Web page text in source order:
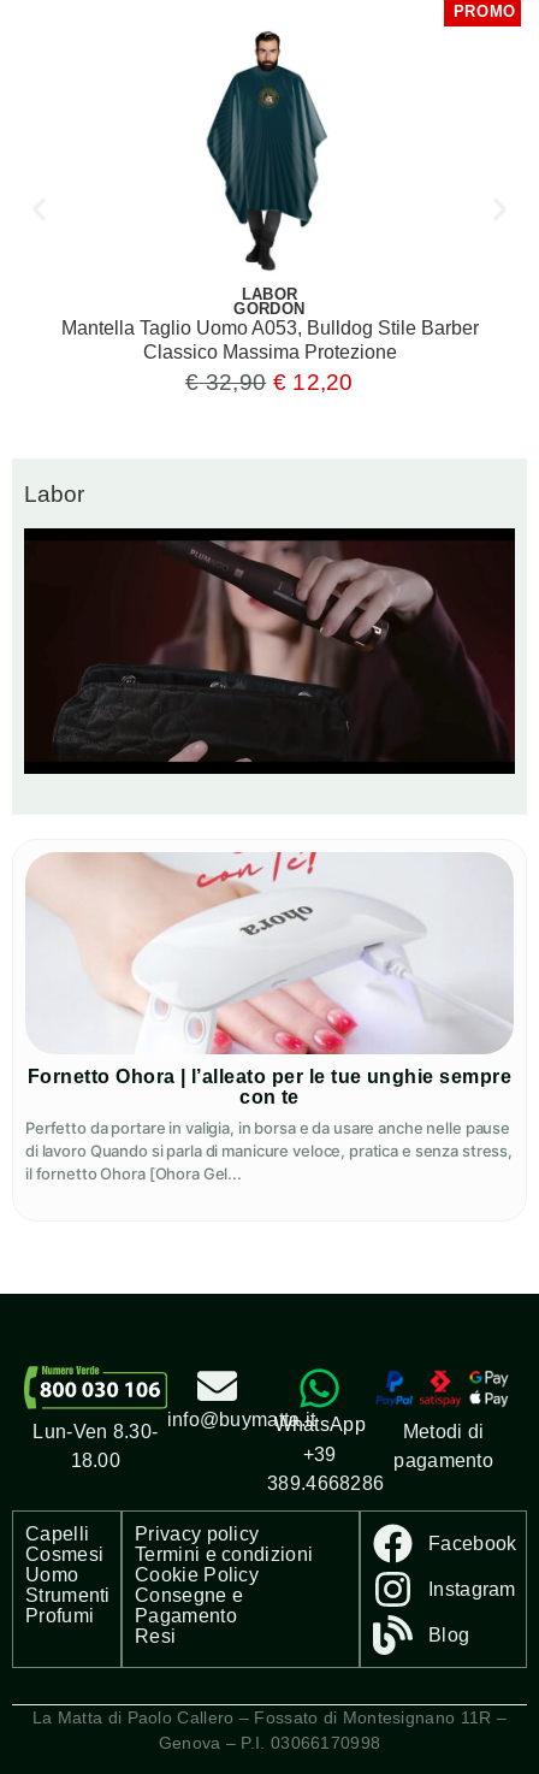
PROMO
LABOR
GORDON
Mantella Taglio Uomo A053, Bulldog Stile Barber
Classico Massima Protezione
€32,90 €12,20
Labor
Fornetto Ohora | l’alleato per le tue unghie sempre
con te
Perfetto da portare in valigia, in borsa e da usare anche nelle pause
di lavoro Quando si parla di manicure veloce, pratica e senza stress,
il fornetto Ohora [Ohora Gel...
Lun-Ven 8.30-
18.00
info@buymatta.itWhatsApp
+39
389.4668286
Metodi di
pagamento
Capelli
Cosmesi
Uomo
Strumenti
Profumi
Privacy policy
Termini e condizioni
Cookie Policy
Consegne e
Pagamento
Resi
Facebook
Instagram
Blog
La Matta di Paolo Callero – Fossato di Montesignano 11R –
Genova – P.I. 03066170998